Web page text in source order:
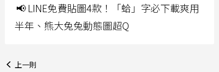
📢 LINE免費貼圖4款！「蛤」字必下載爽用
半年、熊大兔兔動態圖超Q
上一則